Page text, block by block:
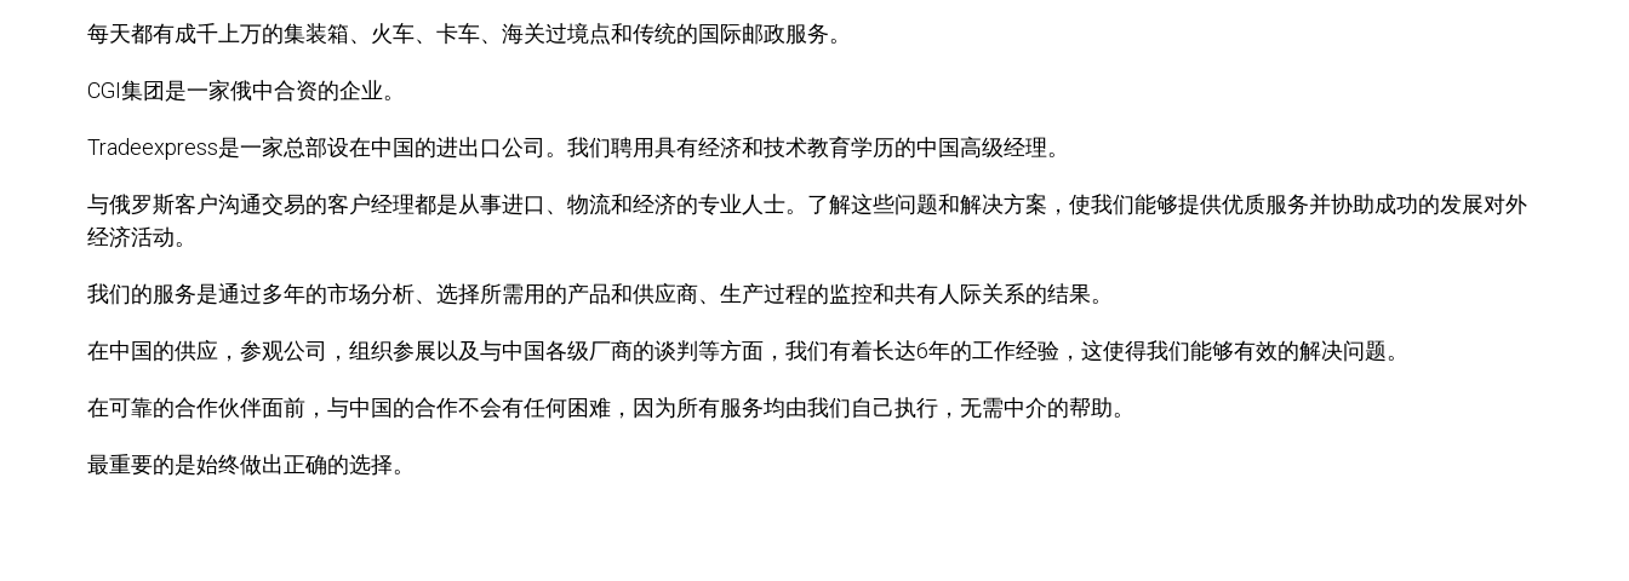
每天都有成千上万的集装箱、火车、卡车、海关过境点和传统的国际邮政服务。
CGI集团是一家俄中合资的企业。
Tradeexpress是一家总部设在中国的进出口公司。我们聘用具有经济和技术教育学历的中国高级经理。
与俄罗斯客户沟通交易的客户经理都是从事进口、物流和经济的专业人士。了解这些问题和解决方案，使我们能够提供优质服务并协助成功的发展对外
经济活动。
我们的服务是通过多年的市场分析、选择所需用的产品和供应商、生产过程的监控和共有人际关系的结果。
在中国的供应，参观公司，组织参展以及与中国各级厂商的谈判等方面，我们有着长达6年的工作经验，这使得我们能够有效的解决问题。
在可靠的合作伙伴面前，与中国的合作不会有任何困难，因为所有服务均由我们自己执行，无需中介的帮助。
最重要的是始终做出正确的选择。